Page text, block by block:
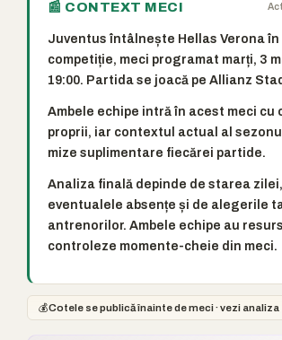
📰 CONTEXT MECI
Juventus întâlnește Hellas Verona în
competiție, meci programat marți, 3
19:00. Partida se joacă pe Allianz
Ambele echipe intră în acest meci cu
proprii, iar contextul actual al
mize suplimentare fiecărei partide.
Analiza finală depinde de starea
eventualele absențe și de alegerile
antrenorilor. Ambele echipe au
controleze momente-cheie din meci.
💰Cotele se publică înainte de meci · vezi analiza